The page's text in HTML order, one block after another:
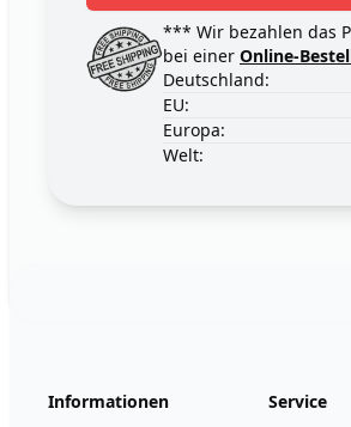
*** Wir bezahlen das
bei einer Online-
Deutschland:
EU:
Europa:
Welt:
Informationen
Service